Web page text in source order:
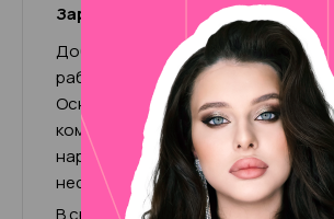
Зарина (+500р к чеку)
Добрый день! Меня зовут Зарина.
работы в бьюти-сфере более 5-ти
Основными направлениями
комбинированный и аппаратный
наращивание, педикюр, покрытие
несложные дизайны.
В среднем время работы 1-2 часа, в